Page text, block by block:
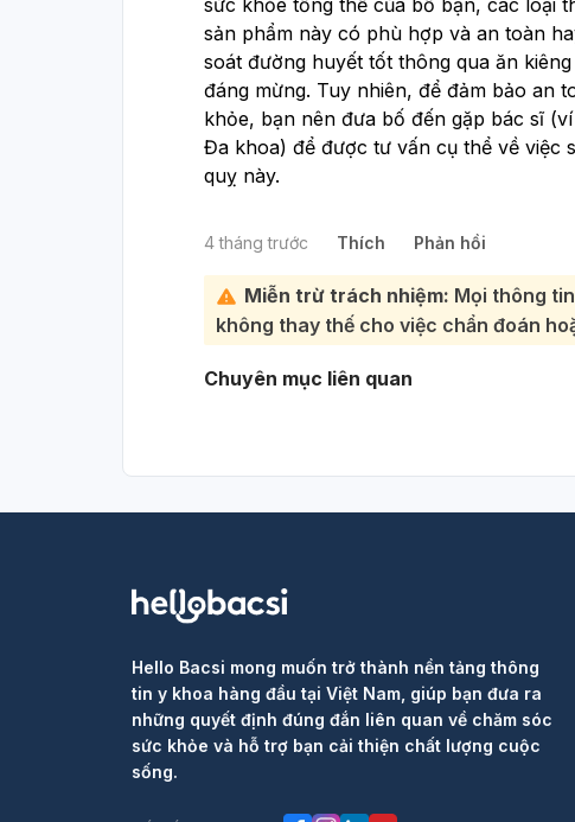
sức khỏe tổng thể của bố bạn, các loại
sản phẩm này có phù hợp và an toàn
soát đường huyết tốt thông qua ăn
đáng mừng. Tuy nhiên, để đảm bảo an
khỏe, bạn nên đưa bố đến gặp bác sĩ
Đa khoa) để được tư vấn cụ thể về việc
quỵ này.
4 tháng trước Thích Phản hồi
Miễn trừ trách nhiệm: Mọi thông
không thay thế cho việc chẩn đoán
Chuyên mục liên quan
Hello Bacsi mong muốn trở thành nền tảng thông
tin y khoa hàng đầu tại Việt Nam, giúp bạn đưa ra
những quyết định đúng đắn liên quan về chăm sóc
sức khỏe và hỗ trợ bạn cải thiện chất lượng cuộc
sống.